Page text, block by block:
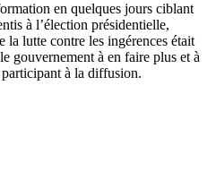
en quelques jours ciblant
à l’élection présidentielle,
la lutte contre les ingérences était
gouvernement à en faire plus et à
à la diffusion.